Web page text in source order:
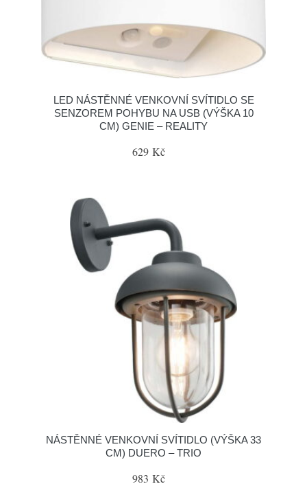
LED NÁSTĚNNÉ VENKOVNÍ SVÍTIDLO SE
SENZOREM POHYBU NA USB (VÝŠKA 10
CM) GENIE – REALITY
629 Kč
NÁSTĚNNÉ VENKOVNÍ SVÍTIDLO (VÝŠKA 33
CM) DUERO – TRIO
983 Kč